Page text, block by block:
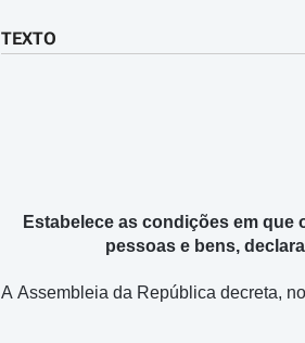
TEXTO
Estabelece as condições em
pessoas e bens,
A Assembleia da República decreta,